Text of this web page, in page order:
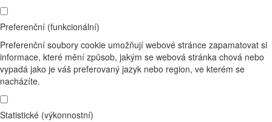
Preferenční (funkcionální)
Preferenční soubory cookie umožňují webové stránce zapamatovat si
informace, které mění způsob, jakým se webová stránka chová nebo
vypadá jako je váš preferovaný jazyk nebo region, ve kterém se
nacházíte.
Statistické (výkonnostní)